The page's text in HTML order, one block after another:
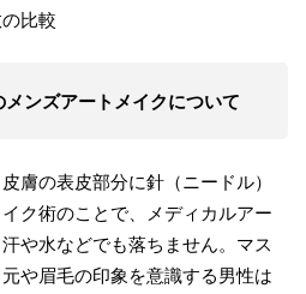
比較
ンズアートメイクについて
膚の表皮部分に針（ニードル）
ク術のことで、メディカルアー
や水などでも落ちません。マス
や眉毛の印象を意識する男性は